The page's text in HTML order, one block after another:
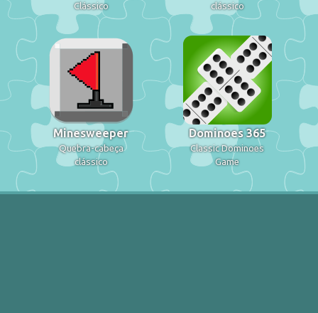
Clássico
clássico
Minesweeper
Quebra-cabeça
clássico
Dominoes 365
Classic Dominoes
Game